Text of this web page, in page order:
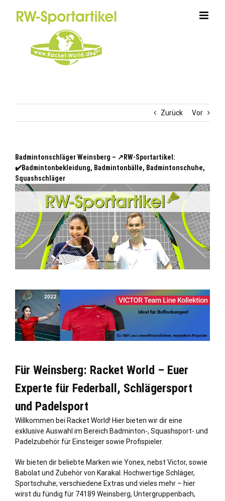
Zurück Vor
Badmintonschläger Weinsberg – ↗️RW-Sportartikel:
✔️Badmintonbekleidung, Badmintonbälle, Badmintonschuhe,
Squashschläger
Für Weinsberg: Racket World – Euer
Experte für Federball, Schlägersport
und Padelsport
Willkommen bei Racket World! Hier bieten wir dir eine
exklusive Auswahl im Bereich Badminton-, Squashsport- und
Padelzubehör für Einsteiger sowie Profispieler.
Wir bieten dir beliebte Marken wie Yonex, nebst Victor, sowie
Babolat und Zubehör von Karakal. Hochwertige Schläger,
Sportschuhe, verschiedene Extras und vieles mehr – hier
wirst du fündig für 74189 Weinsberg, Untergruppenbach,